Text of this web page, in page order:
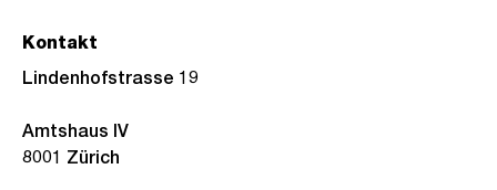
Kontakt
Lindenhofstrasse 19
Amtshaus IV
8001 Zürich